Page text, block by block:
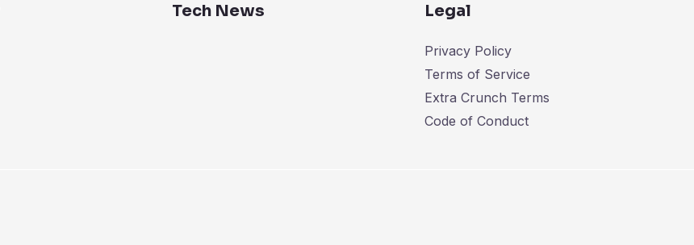
Tech News Legal
Privacy Policy
Terms of Service
Extra Crunch Terms
Code of Conduct